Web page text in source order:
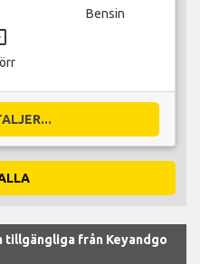
Bensin
tillgängliga från Keyandgo